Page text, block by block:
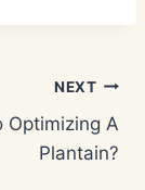
NEXT
Optimizing A
Plantain?